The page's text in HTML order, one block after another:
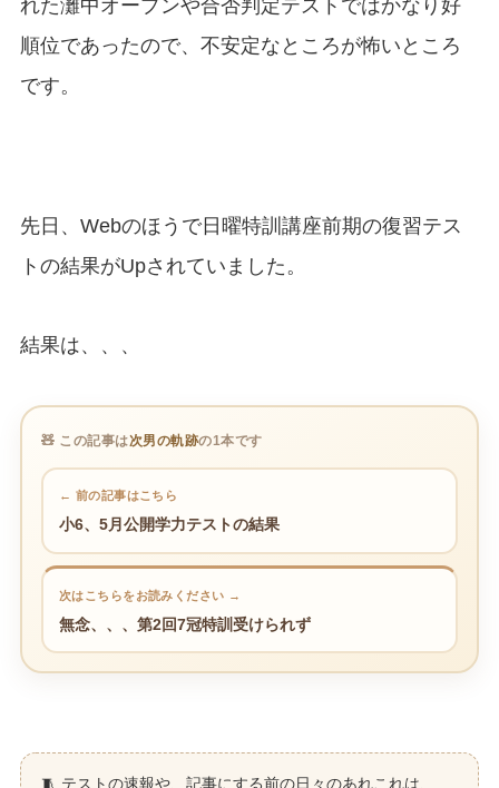
れた灘中オープンや合否判定テストではかなり好
順位であったので、不安定なところが怖いところ
です。
先日、Webのほうで日曜特訓講座前期の復習テス
トの結果がUpされていました。
結果は、、、
🧸 この記事は次男の軌跡の1本です
← 前の記事はこちら
小6、5月公開学力テストの結果
次はこちらをお読みください →
無念、、、第2回7冠特訓受けられず
🧵 テストの速報や、記事にする前の日々のあれこれは、